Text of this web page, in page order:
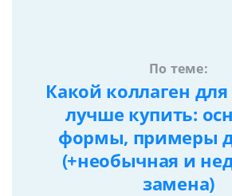
По теме:
Какой коллаген для
лучше купить:
формы, примеры
(+необычная и
замена)